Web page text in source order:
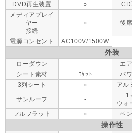
DVD再生装置 ○ CD
メディアプレイ
ヤー
接続
○ 後
電源コンセント AC100V/1500W
外装
ローダウン - エ
シート素材
ﾓｹｯﾄ パ
3列シート
○ アル
サンルーフ -
ウォ
フルフラット ○ ベ
操作性